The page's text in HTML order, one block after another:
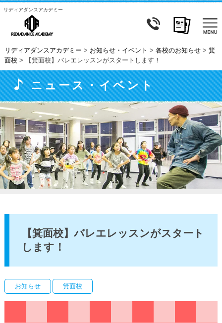
リディアダンスアカデミー
リディアダンスアカデミー > お知らせ・イベント > 各校のお知らせ> 箕
面校 > 【箕面校】バレエレッスンがスタートします！
ニュース・イベント
【箕面校】バレエレッスンがスタート
します！
お知らせ 箕面校